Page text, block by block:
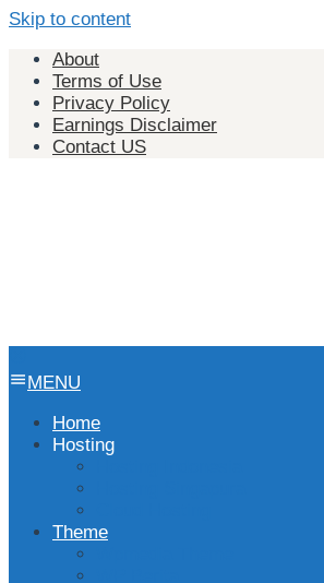
Skip to content
About
Terms of Use
Privacy Policy
Earnings Disclaimer
Contact US
MENU
Home
Hosting
Theme